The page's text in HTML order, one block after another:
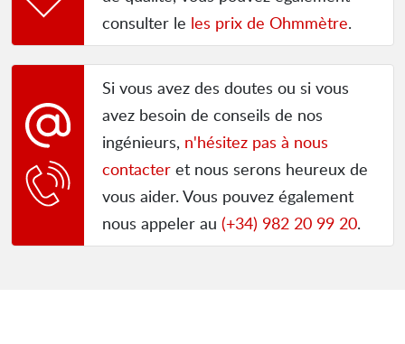
consulter le les prix de Ohmmètre.
Si vous avez des doutes ou si vous
avez besoin de conseils de nos
ingénieurs, n'hésitez pas à nous
contacter et nous serons heureux de
vous aider. Vous pouvez également
nous appeler au (+34) 982 20 99 20.